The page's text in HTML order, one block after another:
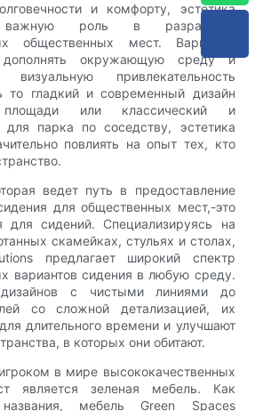
и комфорту, эстетика
роль в разработке
общественных мест. Варианты
окружающую среду и
привлекательность
то гладкий и современный дизайн
или классический и
парка по соседству, эстетика
повлиять на опыт тех, кто
ведет путь в предоставление
для общественных мест,-это
для сидений. Специализируясь на
скамейках, стульях и столах,
предлагает широкий спектр
вариантов сидения в любую среду.
с чистыми линиями до
со сложной детализацией, их
длительного времени и улучшают
в которых они обитают.
в мире высококачественных
является зеленая мебель. Как
мебель Green Spaces